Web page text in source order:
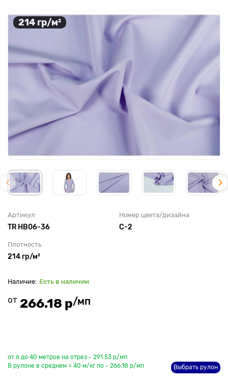
214 гр/м²
Артикул
TR HB06-36
Номер цвета/дизайна
С-2
Плотность
214 гр/м²
Есть в наличии
от 266.18 р/мп
от 6 до 40 метров на отрез - 291.53 р/мп
В рулоне в среднем = 40 м/кг по - 266.18 р/мп
Выбрать рулон